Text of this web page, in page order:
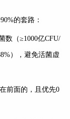
的套路：
数（≥1000亿CFU/
），避免活菌虚
前面的，且优先0